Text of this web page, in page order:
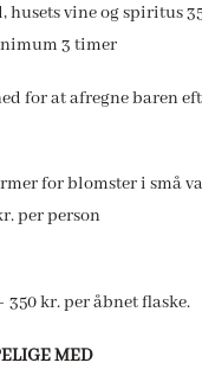
vine og spiritus
3 timer
for at afregne baren
for blomster i små
per person
kr. per åbnet flaske.
MED